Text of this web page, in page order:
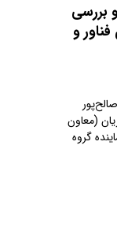
بررسی
و
(معاون
گروه